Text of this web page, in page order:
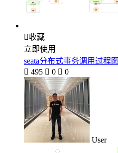
收藏
立即使用
seata分布式事务调用过程图
 495  0  0
User